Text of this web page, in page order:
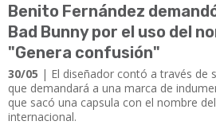
Benito Fernández
Bad Bunny por el uso del
"Genera confusión"
30/05 | El diseñador contó a través de
que demandará a una marca de
que sacó una capsula con el nombre
internacional.